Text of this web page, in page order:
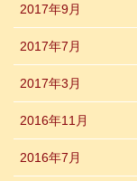
2017年9月
2017年7月
2017年3月
2016年11月
2016年7月